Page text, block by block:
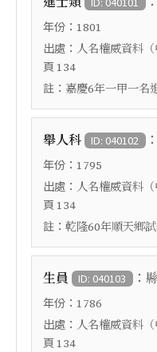
年份： 1801
出處： 人名權威資料（
頁 134
註： 嘉慶6年一甲一名
舉人科 ID: 040102 ：
年份： 1795
出處： 人名權威資料（
頁 134
註： 乾隆60年順天鄉
生員 ID: 040103 ：
年份： 1786
出處： 人名權威資料（
頁 134